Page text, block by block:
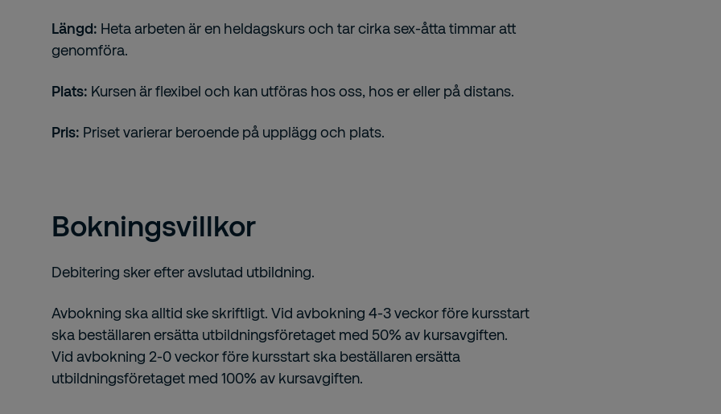
Längd: Heta arbeten är en heldagskurs och tar cirka sex-åtta timmar att
genomföra.
Plats: Kursen är flexibel och kan utföras hos oss, hos er eller på distans.
Pris: Priset varierar beroende på upplägg och plats.
Bokningsvillkor
Debitering sker efter avslutad utbildning.
Avbokning ska alltid ske skriftligt. Vid avbokning 4-3 veckor före kursstart
ska beställaren ersätta utbildningsföretaget med 50% av kursavgiften.
Vid avbokning 2-0 veckor före kursstart ska beställaren ersätta
utbildningsföretaget med 100% av kursavgiften.